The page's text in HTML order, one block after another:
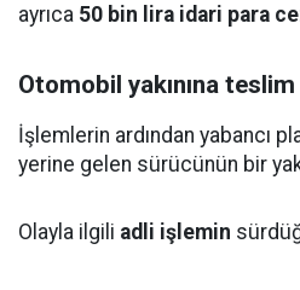
ayrıca 50 bin lira idari para
Otomobil yakınına
İşlemlerin ardından yabancı
yerine gelen sürücünün bir
Olayla ilgili adli işlemin